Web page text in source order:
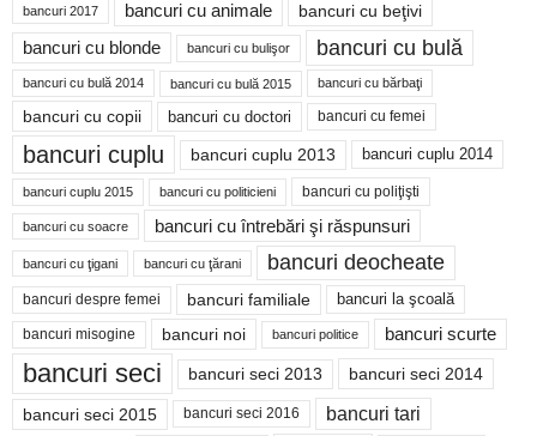
bancuri 2017 bancuri cu animale bancuri cu beţivi
bancuri cu blonde bancuri cu bulişor bancuri cu bulă
bancuri cu bulă 2014 bancuri cu bulă 2015 bancuri cu bărbaţi
bancuri cu copii bancuri cu doctori bancuri cu femei
bancuri cuplu bancuri cuplu 2013 bancuri cuplu 2014
bancuri cuplu 2015 bancuri cu politicieni bancuri cu poliţişti
bancuri cu soacre bancuri cu întrebări şi răspunsuri
bancuri cu ţigani bancuri cu ţărani bancuri deocheate
bancuri despre femei bancuri familiale bancuri la şcoală
bancuri misogine bancuri noi bancuri politice bancuri scurte
bancuri seci bancuri seci 2013 bancuri seci 2014
bancuri seci 2015 bancuri seci 2016 bancuri tari